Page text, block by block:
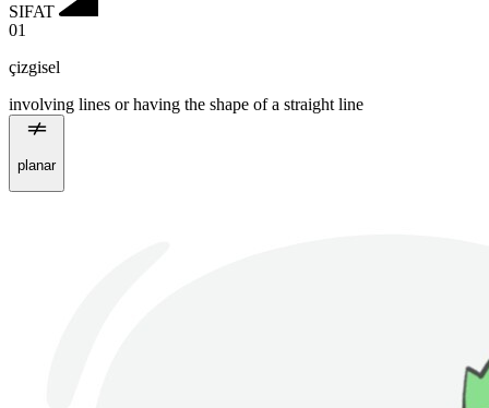
SIFAT
01
çizgisel
involving lines or having the shape of a straight line
planar